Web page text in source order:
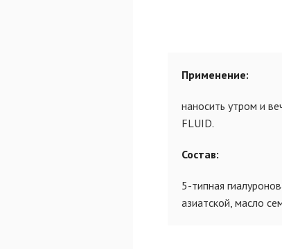
Применение:
наносить утром и
FLUID.
Состав:
5-типная
азиатской, масло